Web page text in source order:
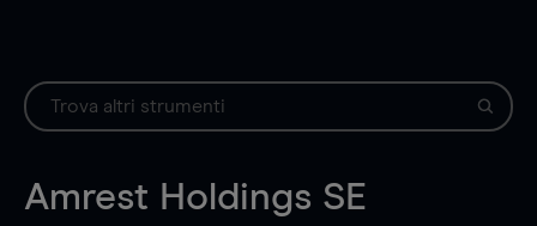
Amrest Holdings SE